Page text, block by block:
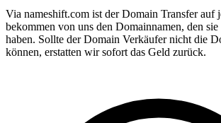
Via nameshift.com ist der Domain Transfer auf
bekommen von uns den Domainnamen, den
haben. Sollte der Domain Verkäufer nicht die
können, erstatten wir sofort das Geld zurück.